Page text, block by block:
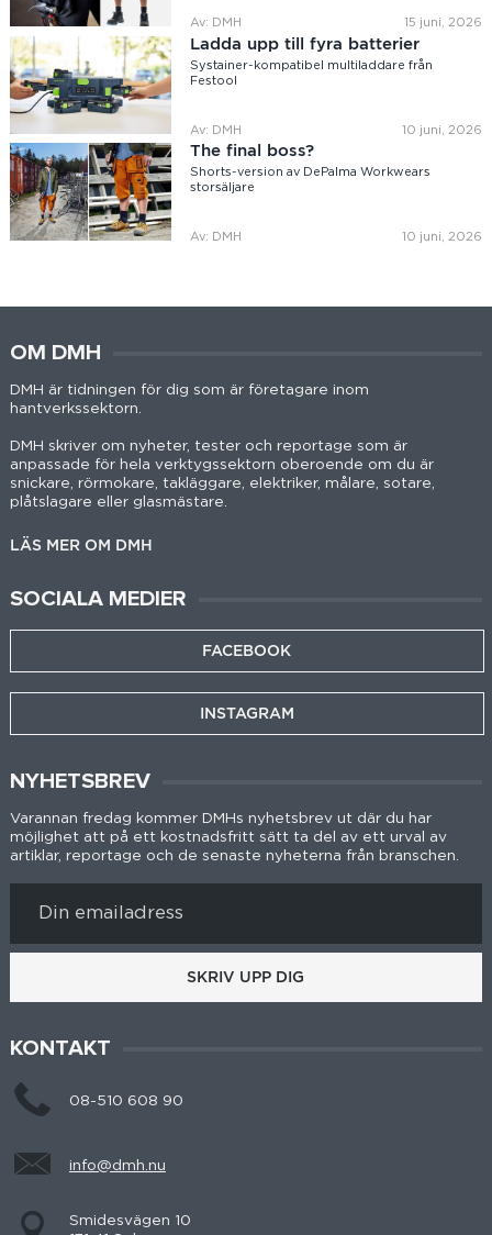
Av: DMH 15 juni, 2026
Ladda upp till fyra batterier
Systainer-kompatibel multiladdare från
Festool
Av: DMH 10 juni, 2026
The final boss?
Shorts-version av DePalma Workwears
storsäljare
Av: DMH 10 juni, 2026
OM DMH
DMH är tidningen för dig som är företagare inom
hantverkssektorn.
DMH skriver om nyheter, tester och reportage som är
anpassade för hela verktygssektorn oberoende om du är
snickare, rörmokare, takläggare, elektriker, målare, sotare,
plåtslagare eller glasmästare.
LÄS MER OM DMH
SOCIALA MEDIER
FACEBOOK
INSTAGRAM
NYHETSBREV
Varannan fredag kommer DMHs nyhetsbrev ut där du har
möjlighet att på ett kostnadsfritt sätt ta del av ett urval av
artiklar, reportage och de senaste nyheterna från branschen.
SKRIV UPP DIG
KONTAKT
08-510 608 90
info@dmh.nu
Smidesvägen 10